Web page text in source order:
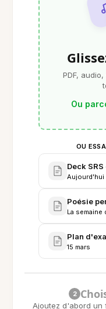
PDF,
Ou
OU
Deck
Aujourd'hui
Poésie
La semaine
Plan
15 mars
2
Ajoutez d'abord